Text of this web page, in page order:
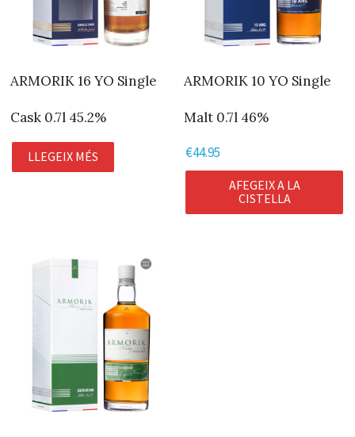
ARMORIK 16 YO Single
Cask 0.7l 45.2%
LLEGEIX MÉS
ARMORIK 10 YO Single
Malt 0.7l 46%
€44.95
AFEGEIX A LA
CISTELLA